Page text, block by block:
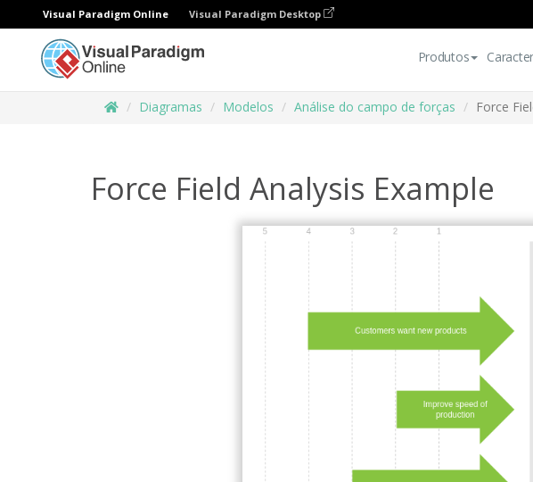
Visual Paradigm Online Visual Paradigm Desktop
Produtos
Diagramas Modelos Análise do campo de forças Force
Force Field Analysis Example